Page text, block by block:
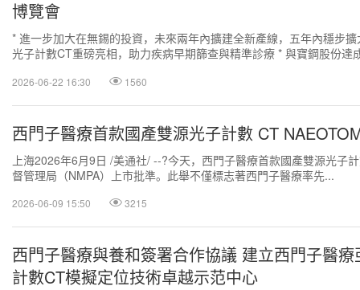
博覽會
* 進一步加大在無錫的投資，未來兩年內擴建全新產線，五年內穩步
光子計數CT重磅亮相，助力疾病早期篩查與精準診療 * 與寶鋼股份達
2026-06-22 16:30 1560
西門子醫療首款國產雙源光子計數 CT
上海2026年6月9日 /美通社/ --?今天，西門子醫療首款國產雙源光子
督管理局（NMPA）上市批準。此舉不僅標志著西門子醫療率先...
2026-06-09 15:50 3215
西門子醫療與養和簽署合作協議 建立西門子醫
計數CT模擬定位技術卓越示范中心